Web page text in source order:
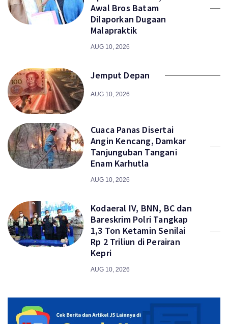
Awal Bros Batam
Dilaporkan Dugaan
Malapraktik
AUG 10, 2026
Jemput Depan
AUG 10, 2026
Cuaca Panas Disertai
Angin Kencang, Damkar
Tanjunguban Tangani
Enam Karhutla
AUG 10, 2026
Kodaeral IV, BNN, BC dan
Bareskrim Polri Tangkap
1,3 Ton Ketamin Senilai
Rp 2 Triliun di Perairan
Kepri
AUG 10, 2026